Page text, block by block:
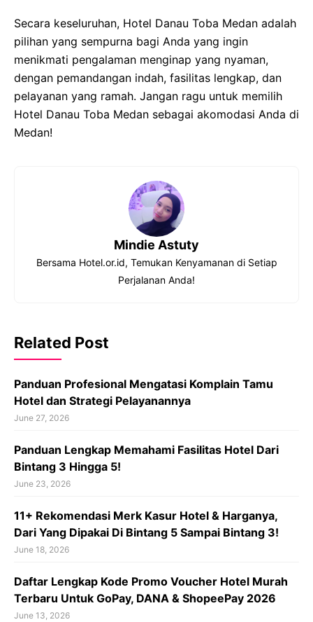
Secara keseluruhan, Hotel Danau Toba Medan adalah
pilihan yang sempurna bagi Anda yang ingin
menikmati pengalaman menginap yang nyaman,
dengan pemandangan indah, fasilitas lengkap, dan
pelayanan yang ramah. Jangan ragu untuk memilih
Hotel Danau Toba Medan sebagai akomodasi Anda di
Medan!
Mindie Astuty
Bersama Hotel.or.id, Temukan Kenyamanan di Setiap
Perjalanan Anda!
Related Post
Panduan Profesional Mengatasi Komplain Tamu
Hotel dan Strategi Pelayanannya
June 27, 2026
Panduan Lengkap Memahami Fasilitas Hotel Dari
Bintang 3 Hingga 5!
June 23, 2026
11+ Rekomendasi Merk Kasur Hotel & Harganya,
Dari Yang Dipakai Di Bintang 5 Sampai Bintang 3!
June 18, 2026
Daftar Lengkap Kode Promo Voucher Hotel Murah
Terbaru Untuk GoPay, DANA & ShopeePay 2026
June 13, 2026